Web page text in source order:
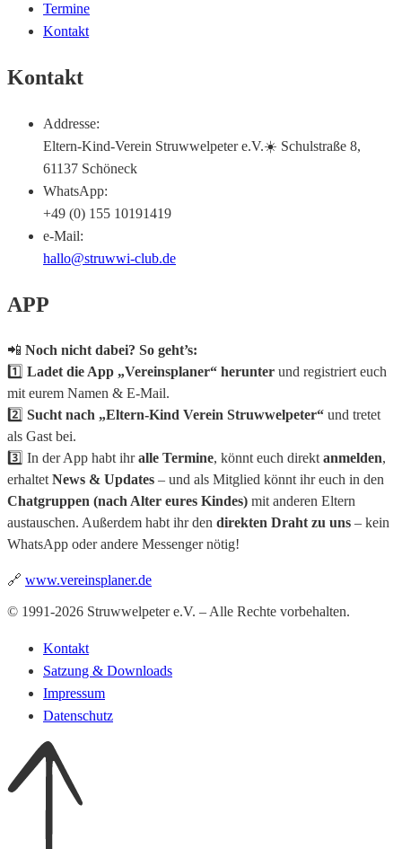
Termine
Kontakt
Kontakt
Addresse:
Eltern-Kind-Verein Struwwelpeter e.V.☀️ Schulstraße 8,
61137 Schöneck
WhatsApp:
+49 (0) 155 10191419
e-Mail:
hallo@struwwi-club.de
APP
📲 Noch nicht dabei? So geht’s:
1️⃣ Ladet die App „Vereinsplaner“ herunter und registriert euch
mit eurem Namen & E-Mail.
2️⃣ Sucht nach „Eltern-Kind Verein Struwwelpeter“ und tretet
als Gast bei.
3️⃣ In der App habt ihralle Termine, könnt euch direkt anmelden,
erhaltet News & Updates – und als Mitglied könnt ihr euch in den
Chatgruppen (nach Alter eures Kindes) mit anderen Eltern
austauschen. Außerdem habt ihr den direkten Draht zu uns – kein
WhatsApp oder andere Messenger nötig!
🔗 www.vereinsplaner.de
© 1991-2026 Struwwelpeter e.V. – Alle Rechte vorbehalten.
Kontakt
Satzung & Downloads
Impressum
Datenschutz